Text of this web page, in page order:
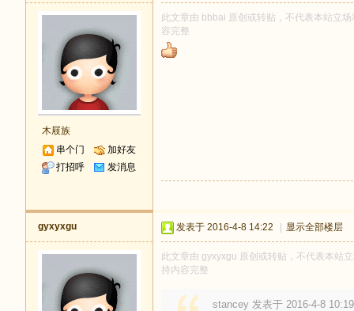
木屐族
串个门
加好友
打招呼
发消息
此文章由 bbbai 原创或转贴，不代表本站立
容完整
gyxyxgu 发表于 2016-4-8 14:22 显示全部楼层
此文章由 gyxyxgu 原创或转贴，不代表本站
持内容完整
stancey 发表于 2016-4-8 10:19